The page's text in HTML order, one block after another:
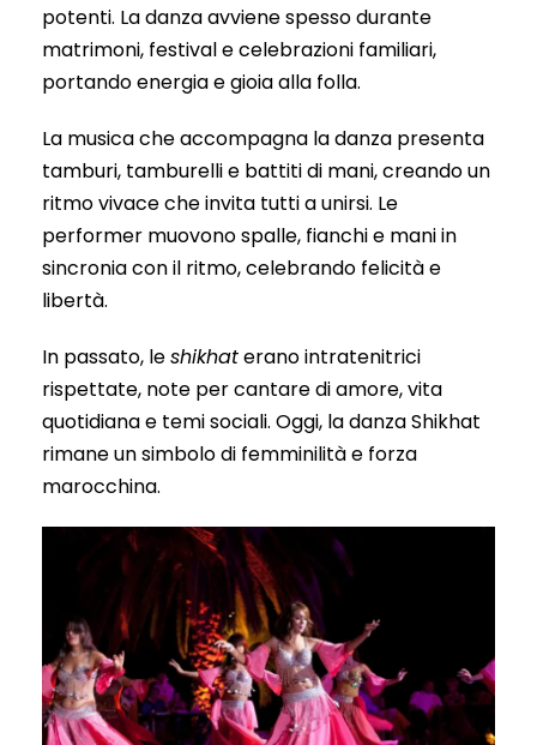
potenti. La danza avviene spesso durante
matrimoni, festival e celebrazioni familiari,
portando energia e gioia alla folla.
La musica che accompagna la danza presenta
tamburi, tamburelli e battiti di mani, creando un
ritmo vivace che invita tutti a unirsi. Le
performer muovono spalle, fianchi e mani in
sincronia con il ritmo, celebrando felicità e
libertà.
In passato, leshikhaterano intratenitrici
rispettate, note per cantare di amore, vita
quotidiana e temi sociali. Oggi, la danza Shikhat
rimane un simbolo di femminilità e forza
marocchina.